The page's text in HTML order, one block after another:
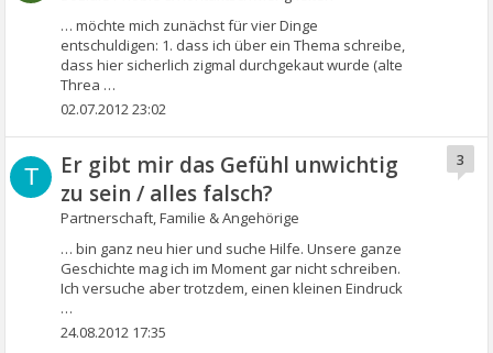
… möchte mich zunächst für vier Dinge
entschuldigen: 1. dass ich über ein Thema schreibe,
dass hier sicherlich zigmal durchgekaut wurde (alte
Threa …
02.07.2012 23:02
T
Er gibt mir das Gefühl unwichtig
zu sein / alles falsch?
Partnerschaft, Familie & Angehörige
… bin ganz neu hier und suche Hilfe. Unsere ganze
Geschichte mag ich im Moment gar nicht schreiben.
Ich versuche aber trotzdem, einen kleinen Eindruck
…
3
24.08.2012 17:35